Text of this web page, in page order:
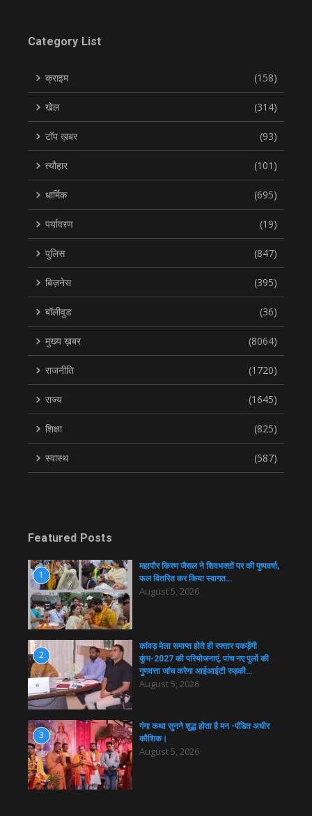
Category List
क्राइम (158)
खेल (314)
टॉप ख़बर (93)
त्यौहार (101)
धार्मिक (695)
पर्यावरण (19)
पुलिस (847)
बिज़नेस (395)
बॉलीवुड (36)
मुख्य ख़बर (8064)
राजनीति (1720)
राज्य (1645)
शिक्षा (825)
स्वास्थ (587)
Featured Posts
1
महापौर किरण जैसल ने शिवभक्तों पर की पुष्पवर्षा,
फल वितरित कर किया स्वागत…
August 5, 2026
2
कांवड़ मेला समाप्त होते ही रफ्तार पकड़ेंगी
कुंभ-2027 की परियोजनाएं, पांच नए पुलों की
गुणवत्ता जांच करेगा आईआईटी रुड़की…
August 5, 2026
3
गंगा कथा सुनने शुद्ध होता है मन -पंडित अधीर
कौशिक।
August 5, 2026